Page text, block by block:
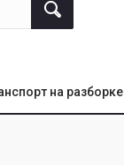
на разборке